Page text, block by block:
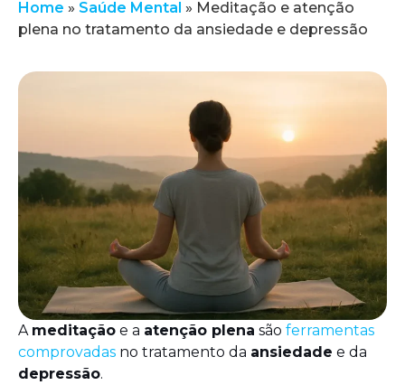
Home » Saúde Mental » Meditação e atenção
plena no tratamento da ansiedade e depressão
A meditação e a atenção plena são ferramentas
comprovadas no tratamento da ansiedade e da
depressão.